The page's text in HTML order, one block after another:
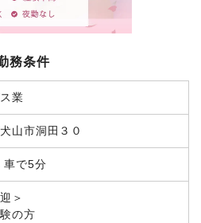
務条件
業
山市洞田３０
車で5分
＞
の方